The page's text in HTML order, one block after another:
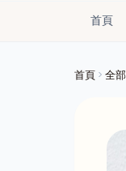
首頁
首頁 全